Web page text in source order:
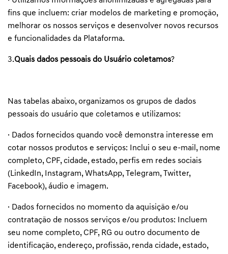
fins que incluem: criar modelos de marketing e promoção,
melhorar os nossos serviços e desenvolver novos recursos
e funcionalidades da Plataforma.
3.Quais dados pessoais do Usuário coletamos?
Nas tabelas abaixo, organizamos os grupos de dados
pessoais do usuário que coletamos e utilizamos:
· Dados fornecidos quando você demonstra interesse em
cotar nossos produtos e serviços: Inclui o seu e-mail, nome
completo, CPF, cidade, estado, perfis em redes sociais
(LinkedIn, Instagram, WhatsApp, Telegram, Twitter,
Facebook), áudio e imagem.
· Dados fornecidos no momento da aquisição e/ou
contratação de nossos serviços e/ou produtos: Incluem
seu nome completo, CPF, RG ou outro documento de
identificação, endereço, profissão, renda cidade, estado,